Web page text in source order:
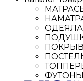
ОДЕЯЛА
ФУТОНЫ